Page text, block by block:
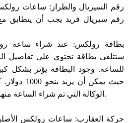
رقم السيريال والطراز: ساعات
رقم سيريال فريد يجب أن يتطابق
بطاقة رولكس: عند شراء ساعة
ستتلقى بطاقة تحتوي على تفاصيل
للساعة. وجود البطاقة يؤثر بشكل
حيث يمكن أن
الوكالة التي تم شراء الساعة منها في جميع أنحاء العالم.
حركة العقارب: ساعات رولكس